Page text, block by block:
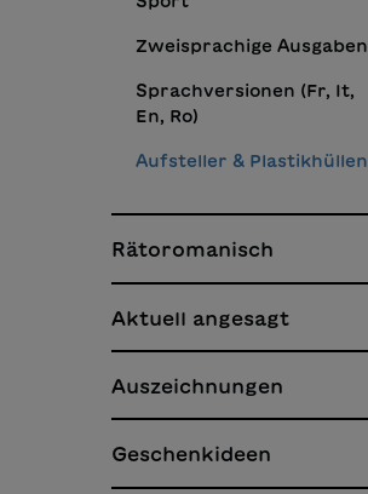
Zweisprachige Ausgaben
Sprachversionen (Fr, It,
En, Ro)
Aufsteller & Plastikhüllen
Rätoromanisch
Aktuell angesagt
Auszeichnungen
Geschenkideen